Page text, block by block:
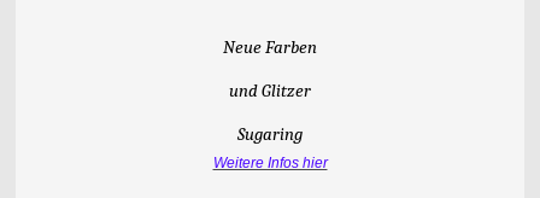
Neue Farben
und Glitzer
Sugaring
Weitere Infos hier